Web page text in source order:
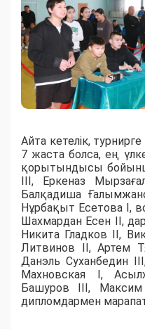
Айта кетелік,
7 жаста болса, ең
қорытындысы
ІІІ, Еркеназ
Балқадиша
Нұрбақыт Есетова І,
Шахмардан Есен ІІ,
Никита Гладков ІІ,
Литвинов ІІ, Артем
Данэль Суханбедин
Махновская І,
Башуров ІІІ,
дипломдармен